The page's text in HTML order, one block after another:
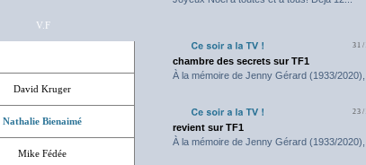
V.F
David Kruger
Nathalie Bienaimé
Mike Fédée
31/
chambre des secrets sur TF1
À la mémoire de Jenny Gérard (1933/2020),
23/
revient sur TF1
À la mémoire de Jenny Gérard (1933/2020),